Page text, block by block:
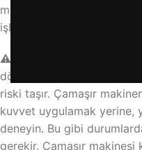
mandalına hafifçe
işlemi çok dikkatli yapın,
⚠️ Önemli Uyarı: Makine
dönüyorken asla
riski taşır. Çamaşır
kuvvet uygulamak yerine,
deneyin. Bu gibi
gerekir. Çamaşır